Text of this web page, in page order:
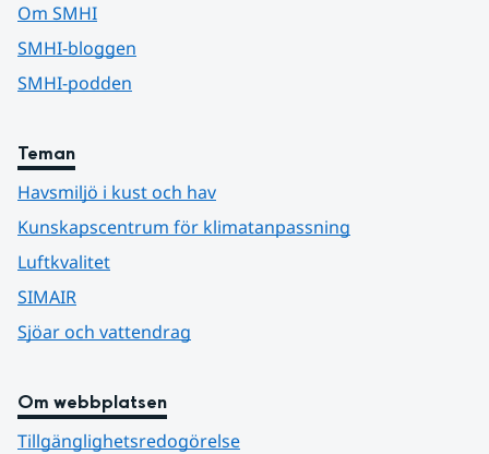
Om SMHI
SMHI-bloggen
SMHI-podden
Teman
Havsmiljö i kust och hav
Kunskapscentrum för klimatanpassning
Luftkvalitet
SIMAIR
Sjöar och vattendrag
Om webbplatsen
Tillgänglighetsredogörelse